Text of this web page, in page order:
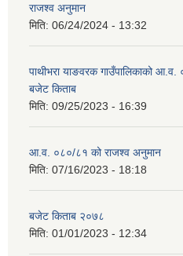
राजश्व अनुमान
मिति: 06/24/2024 - 13:32
पाथीभरा याङवरक गाउँपालिकाको
बजेट किताब
मिति: 09/25/2023 - 16:39
आ.व. ०८०/८१ को राजश्व अनुमान
मिति: 07/16/2023 - 18:18
बजेट किताब २०७८
मिति: 01/01/2023 - 12:34